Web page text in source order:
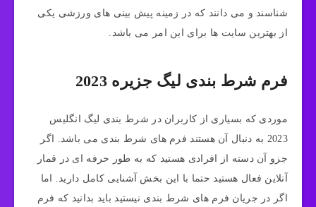
شناسند و می دانند که در زمینه پیش بینی های ورزشی یکی
از بهترین سایت ها برای این امر می باشد.
فرم شرط بندی لیگ جزیره 2023
موردی که بسیاری از کاربران در شرط بندی لیگ انگلیس
2023 به دنبال آن هستند فرم های شرط بندی می باشد. اگر
جزو آن دسته از افرادی هستید که به طور حرفه ای در قمار
آنلاین فعال هستید حتما با این بخش آشنایی کامل دارید. اما
اگر در جریان فرم های شرط بندی نیستید باید بدانید که فرم